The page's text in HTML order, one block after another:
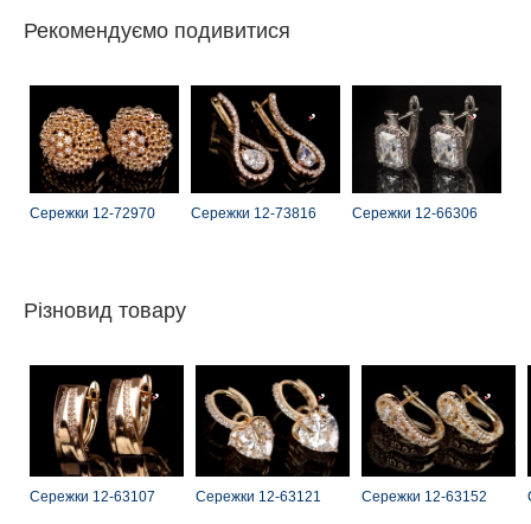
Рекомендуємо подивитися
Сережки 12-72970 Сережки 12-73816 Сережки 12-66306
Різновид товару
Сережки 12-63107 Сережки 12-63121 Сережки 12-63152